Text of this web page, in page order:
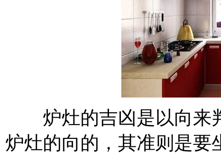
炉灶的吉凶是以向来
炉灶的向的，其准则是要